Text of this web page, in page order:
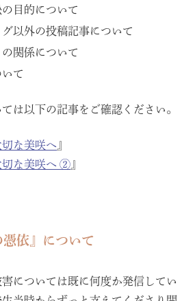
目的について
以外の投稿記事について
関係について
て
は以下の記事をご確認ください。
切な美咲へ 』
切な美咲へ ② 』
依』について
については既に何度か発信してい